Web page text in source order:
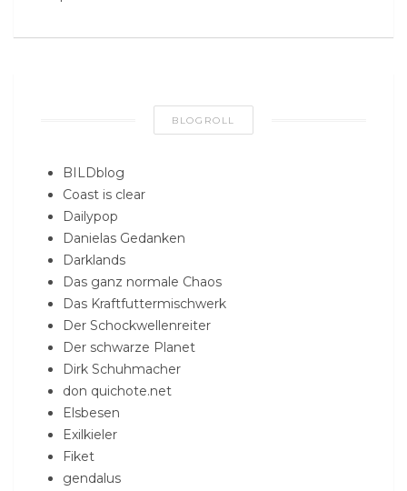
BLOGROLL
BILDblog
Coast is clear
Dailypop
Danielas Gedanken
Darklands
Das ganz normale Chaos
Das Kraftfuttermischwerk
Der Schockwellenreiter
Der schwarze Planet
Dirk Schuhmacher
don quichote.net
Elsbesen
Exilkieler
Fiket
gendalus